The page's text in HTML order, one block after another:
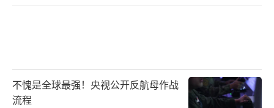
不愧是全球最强！央视公开反航母作战
流程